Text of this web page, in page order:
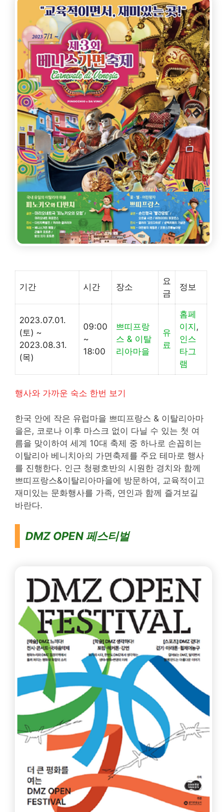
기간 시간 장소
요
금
정보
2023.07.01.
(토) ~
2023.08.31.
(목)
09:00
~
18:00
쁘띠프랑
스 & 이탈
리아마을
유
료
홈페
이지,
인스
타그
램
행사와 가까운 숙소 한번 보기
한국 안에 작은 유럽마을 쁘띠프랑스 & 이탈리아마
을은, 코로나 이후 마스크 없이 다닐 수 있는 첫 여
름을 맞이하여 세계 10대 축제 중 하나로 손꼽히는
이탈리아 베니치아의 가면축제를 주요 테마로 행사
를 진행한다. 인근 청평호반의 시원한 경치와 함께
쁘띠프랑스&이탈리아마을에 방문하여, 교육적이고
재미있는 문화행사를 가족, 연인과 함께 즐겨보길
바란다.
DMZ OPEN 페스티벌